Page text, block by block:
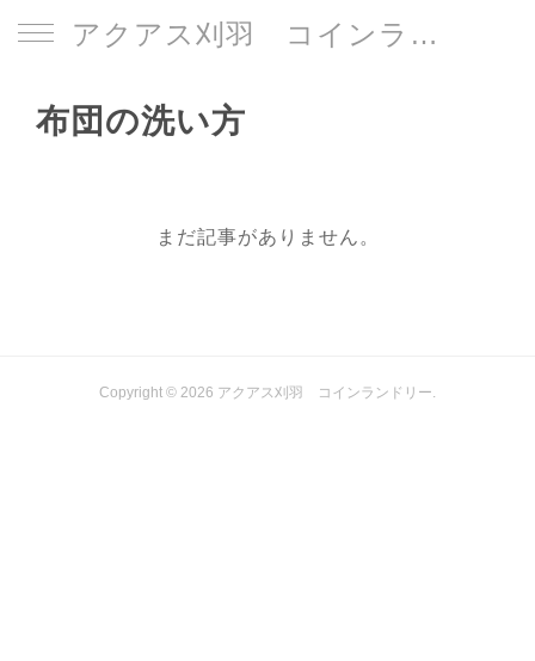
アクアス刈羽 コインランドリー
布団の洗い方
まだ記事がありません。
Copyright © 2026 アクアス刈羽 コインランドリー.